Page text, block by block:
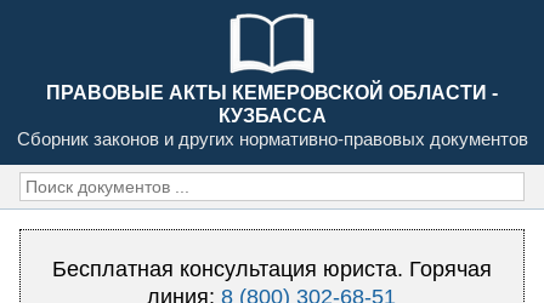
ПРАВОВЫЕ АКТЫ КЕМЕРОВСКОЙ ОБЛАСТИ -
КУЗБАССА
Сборник законов и других нормативно-правовых документов
Бесплатная консультация юриста. Горячая
линия:8 (800) 302-68-51